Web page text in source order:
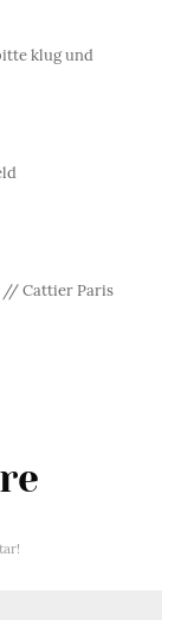
klug und
// Cattier Paris